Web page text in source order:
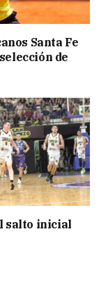
Santa Fe
de
salto inicial